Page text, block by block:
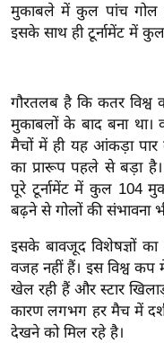
बे
ल
श
ख्सि
य
त
ग
इं
डि
या
मुकाबले में कुल पांच गोल
इसके साथ ही टूर्नामेंट में
गौरतलब है कि कतर विश्व
मुकाबलों के बाद बना
मैचों में ही यह आंकड़ा पार
का प्रारूप पहले से बड़ा
पूरे टूर्नामेंट में कुल 104
बढ़ने से गोलों की संभावना
इसके बावजूद विशेषज्ञों
वजह नहीं हैं। इस विश्व
खेल रही हैं और स्टार
कारण लगभग हर मैच में
देखने को मिल रहे है।